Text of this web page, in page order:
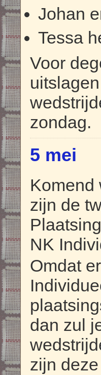
Johan
Tessa
Voor
zondag.
5 mei
Komend
zijn de
NK
Omdat
dan zul
zijn